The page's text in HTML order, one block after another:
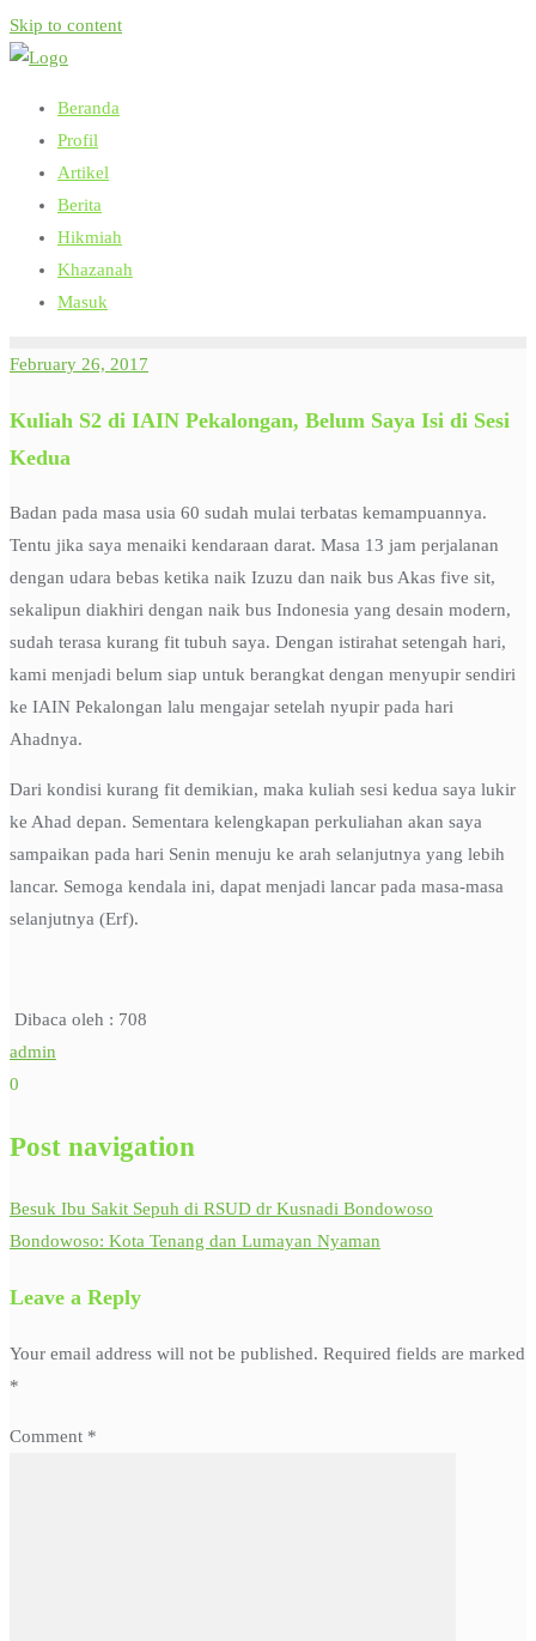
Skip to content
Beranda
Profil
Artikel
Berita
Hikmiah
Khazanah
Masuk
February 26, 2017
Kuliah S2 di IAIN Pekalongan, Belum Saya Isi di Sesi
Kedua
Badan pada masa usia 60 sudah mulai terbatas kemampuannya.
Tentu jika saya menaiki kendaraan darat. Masa 13 jam perjalanan
dengan udara bebas ketika naik Izuzu dan naik bus Akas five sit,
sekalipun diakhiri dengan naik bus Indonesia yang desain modern,
sudah terasa kurang fit tubuh saya. Dengan istirahat setengah hari,
kami menjadi belum siap untuk berangkat dengan menyupir sendiri
ke IAIN Pekalongan lalu mengajar setelah nyupir pada hari
Ahadnya.
Dari kondisi kurang fit demikian, maka kuliah sesi kedua saya lukir
ke Ahad depan. Sementara kelengkapan perkuliahan akan saya
sampaikan pada hari Senin menuju ke arah selanjutnya yang lebih
lancar. Semoga kendala ini, dapat menjadi lancar pada masa-masa
selanjutnya (Erf).
Dibaca oleh : 708
admin
0
Post navigation
Besuk Ibu Sakit Sepuh di RSUD dr Kusnadi Bondowoso
Bondowoso: Kota Tenang dan Lumayan Nyaman
Leave a Reply
Your email address will not be published. Required fields are marked
*
Comment *